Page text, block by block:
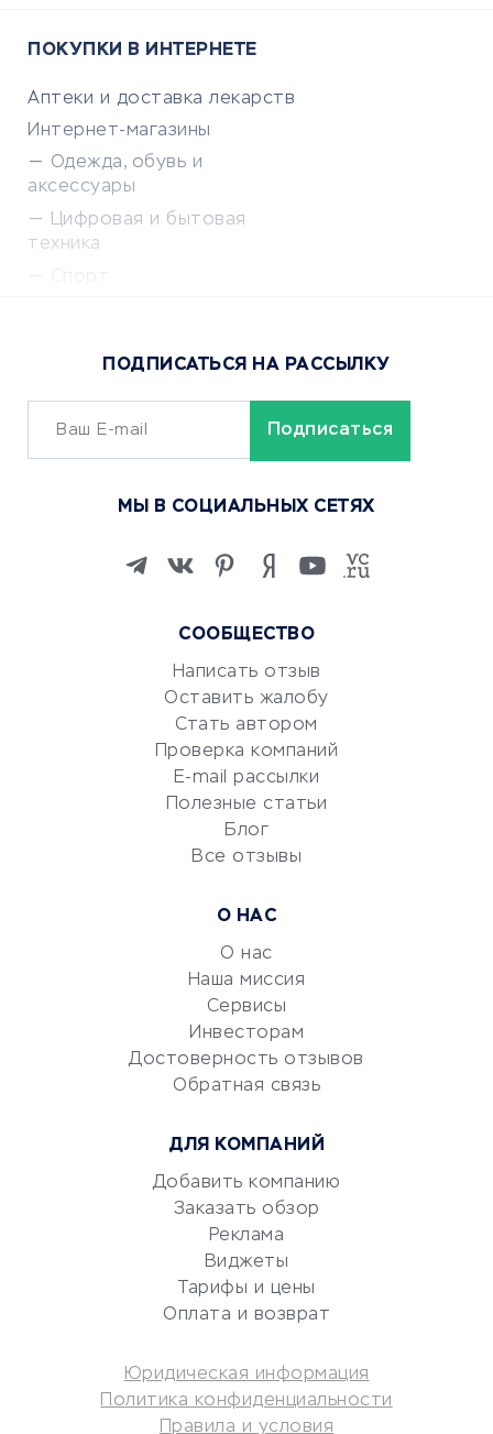
ПОКУПКИ В ИНТЕРНЕТЕ
Аптеки и доставка лекарств
Интернет-магазины
Одежда, обувь и
аксессуары
Цифровая и бытовая
техника
Сервисы доставки
ОБУЧЕНИЕ И РАБОТА
Изучение иностранных
Маркетинг и продажи
Репетиторство
Красота и здоровье
Сервисы по поиску работы
Сетевой маркетинг
УСЛУГИ ДЛЯ БИЗНЕСА
документооборот
Юридические компании
Аудиторские компании
Бухгалтерия онлайн
Потребительские кредиты
Кредитные карты
СООБЩЕСТВО
Написать отзыв
Оставить жалобу
Стать автором
Проверка компаний
E-mail рассылки
Полезные статьи
Блог
Все отзывы
О НАС
О нас
Наша миссия
Сервисы
Инвесторам
Достоверность отзывов
Обратная связь
ДЛЯ КОМПАНИЙ
Добавить компанию
Заказать обзор
Реклама
Виджеты
Тарифы и цены
Оплата и возврат
ПОДПИСАТЬСЯ НА РАССЫЛКУ
МЫ В СОЦИАЛЬНЫХ СЕТЯХ
Юридическая информация
Политика конфиденциальности
Правила и условия